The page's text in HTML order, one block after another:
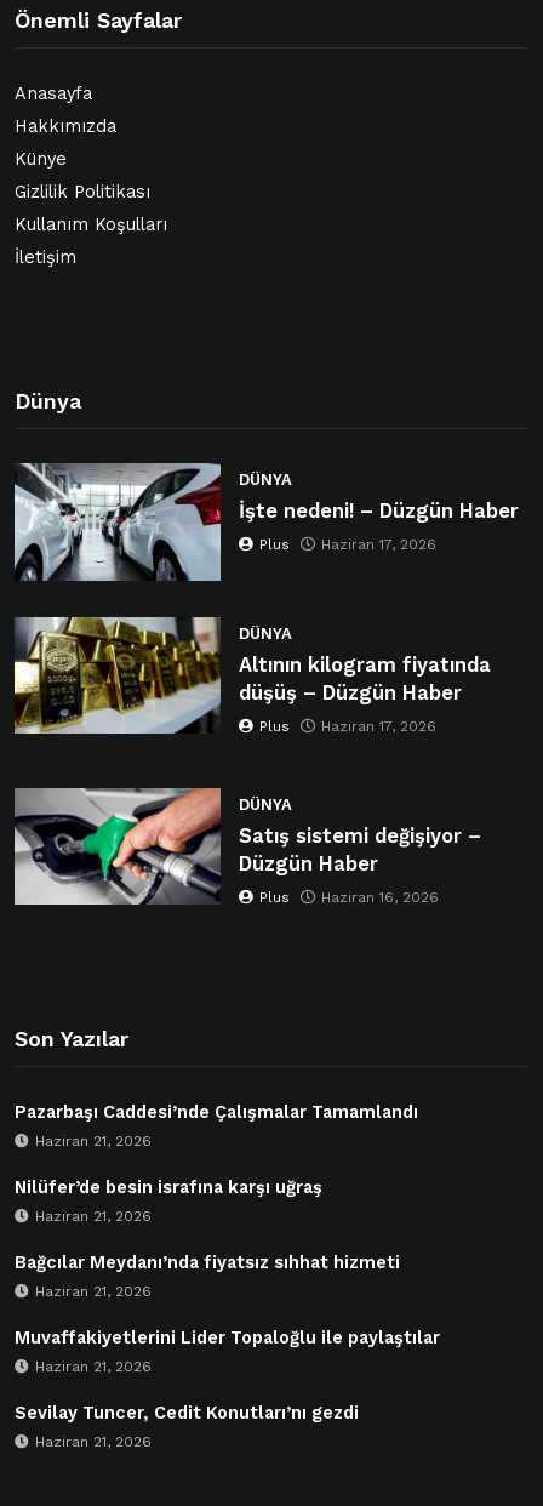
Önemli Sayfalar
Anasayfa
Hakkımızda
Künye
Gizlilik Politikası
Kullanım Koşulları
İletişim
Dünya
DÜNYA
İşte nedeni! – Düzgün Haber
Plus Haziran 17, 2026
DÜNYA
Altının kilogram fiyatında
düşüş – Düzgün Haber
Plus Haziran 17, 2026
DÜNYA
Satış sistemi değişiyor –
Düzgün Haber
Plus Haziran 16, 2026
Son Yazılar
Pazarbaşı Caddesi’nde Çalışmalar Tamamlandı
Haziran 21, 2026
Nilüfer’de besin israfına karşı uğraş
Haziran 21, 2026
Bağcılar Meydanı’nda fiyatsız sıhhat hizmeti
Haziran 21, 2026
Muvaffakiyetlerini Lider Topaloğlu ile paylaştılar
Haziran 21, 2026
Sevilay Tuncer, Cedit Konutları’nı gezdi
Haziran 21, 2026